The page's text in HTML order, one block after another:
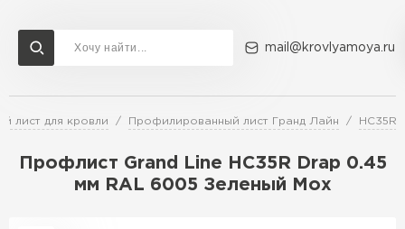
mail@krovlyamoya.ru
лист для кровли Профилированный лист Гранд Лайн HC35R
Профлист Grand Line HC35R Drap 0.45
мм RAL 6005 Зеленый Мох
Сервисы расчета
Расчет штакетника для забора
Расчет водостока
Доставка Контакты